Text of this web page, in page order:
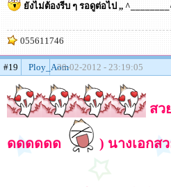
ยังไม่ต้องรีบ ๆ รอดูต่อไป ,,
055611746
#19 Ploy_Aom20-02-2012 - 23:19:05
สว
ดดดดดด ) นางเอกส